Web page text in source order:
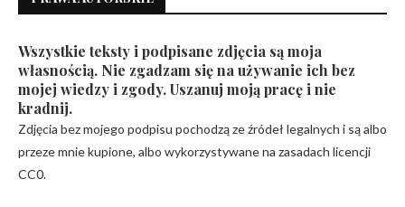
Wszystkie teksty i podpisane zdjęcia są moja
własnością. Nie zgadzam się na używanie ich bez
mojej wiedzy i zgody. Uszanuj moją pracę i nie
kradnij.
Zdjęcia bez mojego podpisu pochodzą ze źródeł legalnych i są albo
przeze mnie kupione, albo wykorzystywane na zasadach licencji
CC0.